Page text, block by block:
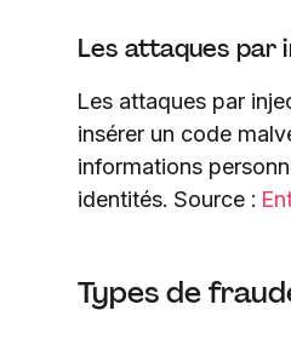
Les attaques par
Les attaques par
insérer un code
informations
identités. Source :
Types de